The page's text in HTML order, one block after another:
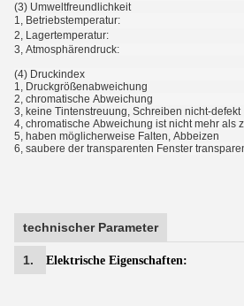
(3) Umweltfreundlichkeit
1, Betriebstemperatur:
2, Lagertemperatur:
3, Atmosphärendruck:
(4) Druckindex
1, Druckgrößenabweichung
2, chromatische Abweichung
3, keine Tintenstreuung, Schreiben nicht-defekt
4, chromatische Abweichung ist nicht mehr als
5, haben möglicherweise Falten, Abbeizen
6, saubere der transparenten Fenster
technischer Parameter
1. Elektrische Eigenschaften: